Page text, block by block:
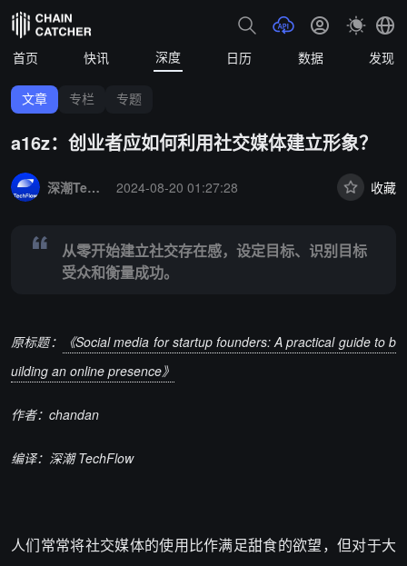
首页 快讯 深度 日历 数据 发现
文章 专栏 专题
a16z：创业者应如何利用社交媒体建立形象？
深潮TechFlow
2024-08-20 01:27:28 收藏
从零开始建立社交存在感，设定目标、识别目标
受众和衡量成功。
原标题：
《Social media for startup founders: A practical guide to b
uilding an online presence》
作者： chandan
编译：深潮 TechFlow
人们常常将社交媒体的使用比作满足甜食的欲望，但对于大